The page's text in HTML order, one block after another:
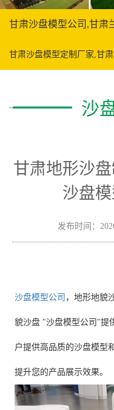
甘肃沙盘模型公司,甘肃
甘肃沙盘模型定制厂家,甘
沙
甘肃地形沙
沙盘
发布时间：
沙盘模型公司 ，地形地貌
貌沙盘 "沙盘模型公司"提
户提供高品质的沙盘模型
提升您的产品展示效果。